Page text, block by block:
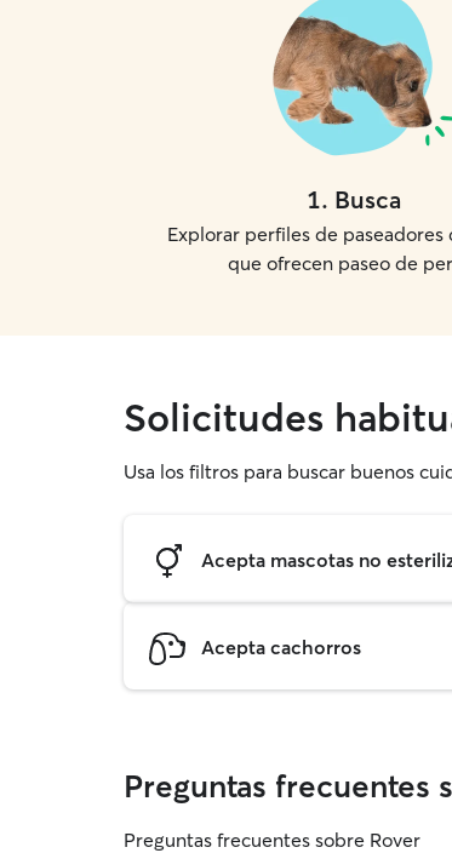
1. Busca
Explorar perfiles de paseadores
que ofrecen paseo de
Solicitudes
Usa los filtros para buscar buenos
Acepta mascotas no
Acepta cachorros
Preguntas frecuentes
Preguntas frecuentes sobre Rover